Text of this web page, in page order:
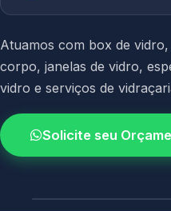
Atuamos com box de vidro,
corpo, janelas de vidro,
vidro e serviços de
Solicite seu4.9 /
avaliacao